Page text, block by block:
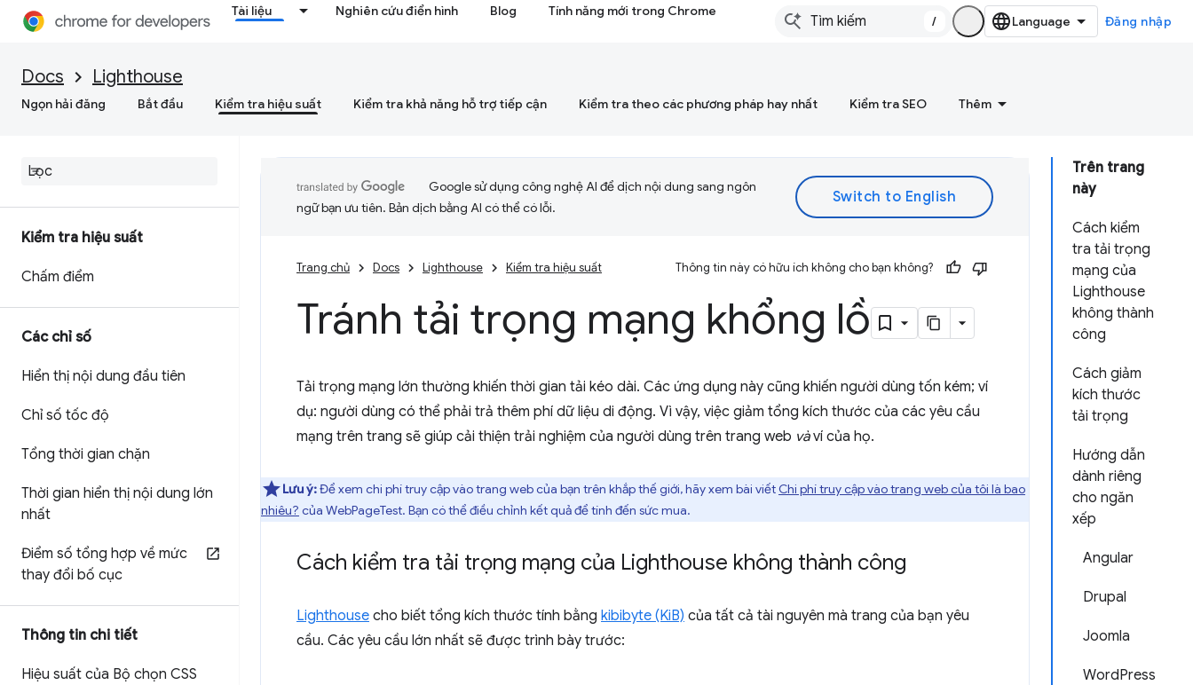
Tài liệu Nghiên cứu điển hình Blog Tính năng mới trong Chrome
/ Đăng nhập
Docs Lighthouse
Ngọn hải đăng Bắt đầu Kiểm tra hiệu suất Kiểm tra khả năng hỗ trợ tiếp cận Kiểm tra theo các phương pháp hay nhất Kiểm tra SEO Thêm
Kiểm tra hiệu suất
Chấm điểm
Các chỉ số
Hiển thị nội dung đầu tiên
Chỉ số tốc độ
Tổng thời gian chặn
Thời gian hiển thị nội dung lớn
nhất
Điểm số tổng hợp về mức
thay đổi bố cục
Thông tin chi tiết
Hiệu suất của Bộ chọn CSS
Trên trang
này
Cách kiểm
tra tải trọng
mạng của
Lighthouse
không thành
công
Cách giảm
kích thước
tải trọng
Hướng dẫn
dành riêng
cho ngăn
xếp
Angular
Drupal
Joomla
WordPress
Google sử dụng công nghệ AI để dịch nội dung sang ngôn
ngữ bạn ưu tiên. Bản dịch bằng AI có thể có lỗi.
Trang chủ Docs Lighthouse Kiểm tra hiệu suất Thông tin này có hữu ích không cho bạn không?
Tránh tải trọng mạng khổng lồ
Tải trọng mạng lớn thường khiến thời gian tải kéo dài. Các ứng dụng này cũng khiến người dùng tốn kém; ví
dụ: người dùng có thể phải trả thêm phí dữ liệu di động. Vì vậy, việc giảm tổng kích thước của các yêu cầu
mạng trên trang sẽ giúp cải thiện trải nghiệm của người dùng trên trang web vàví của họ.
Lưu ý:Để xem chi phí truy cập vào trang web của bạn trên khắp thế giới, hãy xem bài viết Chi phí truy cập vào trang web của tôi là bao
nhiêu? của WebPageTest. Bạn có thể điều chỉnh kết quả để tính đến sức mua.
Cách kiểm tra tải trọng mạng của Lighthouse không thành công
Lighthouse cho biết tổng kích thước tính bằng kibibyte (KiB) của tất cả tài nguyên mà trang của bạn yêu
cầu. Các yêu cầu lớn nhất sẽ được trình bày trước: